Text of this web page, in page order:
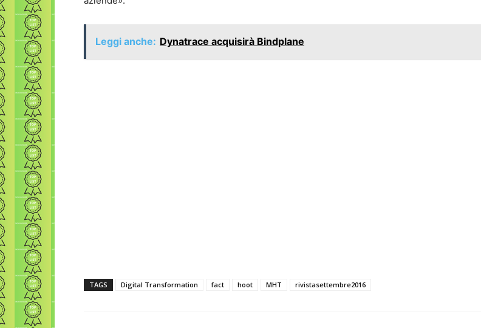
Leggi anche: Dynatrace acquisirà Bindplane
TAGS Digital Transformation fact hoot MHT rivistasettembre2016